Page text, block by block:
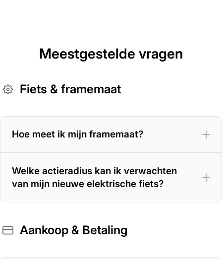
Meestgestelde vragen
Fiets & framemaat
Hoe meet ik mijn framemaat?
Welke actieradius kan ik verwachten
van mijn nieuwe elektrische fiets?
Aankoop & Betaling